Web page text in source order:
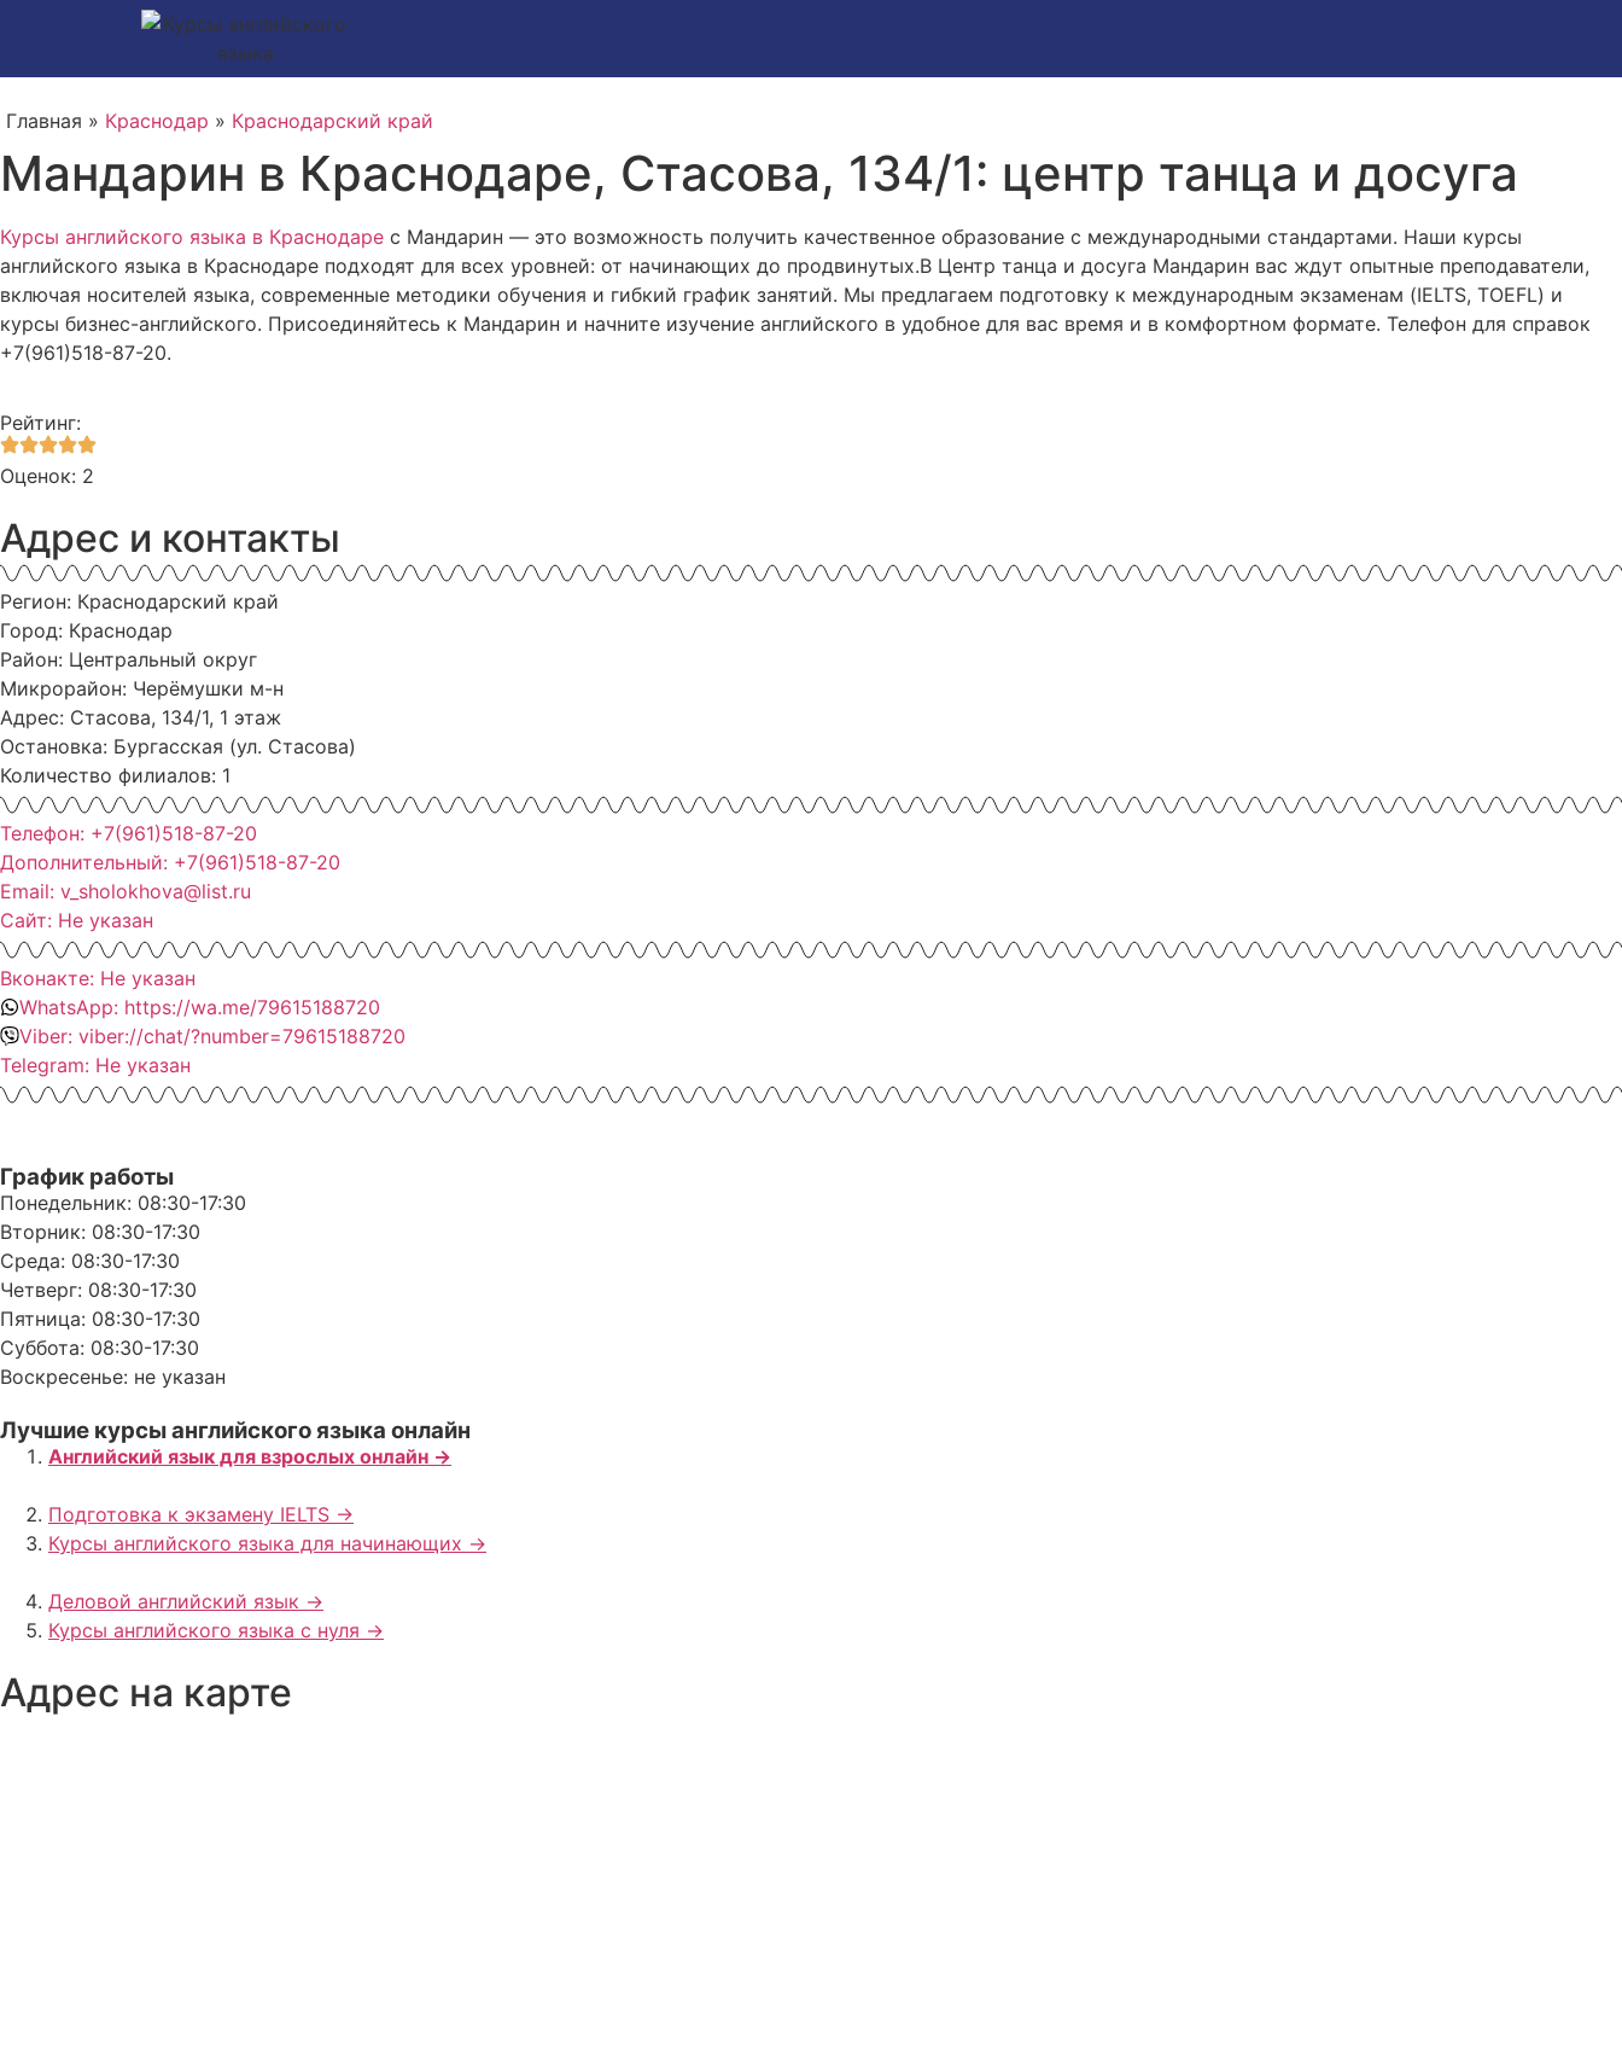
Главная » Краснодар » Краснодарский край
Мандарин в Краснодаре, Стасова, 134/1: центр танца и досуга
Курсы английского языка в Краснодаре с Мандарин — это возможность получить качественное образование с международными стандартами. Наши курсы
английского языка в Краснодаре подходят для всех уровней: от начинающих до продвинутых.В Центр танца и досуга Мандарин вас ждут опытные преподаватели,
включая носителей языка, современные методики обучения и гибкий график занятий. Мы предлагаем подготовку к международным экзаменам (IELTS, TOEFL) и
курсы бизнес-английского. Присоединяйтесь к Мандарин и начните изучение английского в удобное для вас время и в комфортном формате. Телефон для справок
+7(961)518-87-20.
Рейтинг:
Оценок: 2
Адрес и контакты
Регион: Краснодарский край
Город: Краснодар
Район: Центральный округ
Микрорайон: Черёмушки м-н
Адрес: Стасова, 134/1, 1 этаж
Остановка: Бургасская (ул. Стасова)
Количество филиалов: 1
Телефон: +7(961)518-87-20
Дополнительный: +7(961)518-87-20
Email: v_sholokhova@list.ru
Сайт: Не указан
Вконакте: Не указан
WhatsApp: https://wa.me/79615188720
Viber: viber://chat/?number=79615188720
Telegram: Не указан
График работы
Понедельник: 08:30-17:30
Вторник: 08:30-17:30
Среда: 08:30-17:30
Четверг: 08:30-17:30
Пятница: 08:30-17:30
Суббота: 08:30-17:30
Воскресенье: не указан
Лучшие курсы английского языка онлайн
Английский язык для взрослых онлайн ->
Подготовка к экзамену IELTS ->
Курсы английского языка для начинающих ->
Деловой английский язык ->
Курсы английского языка с нуля ->
Адрес на карте